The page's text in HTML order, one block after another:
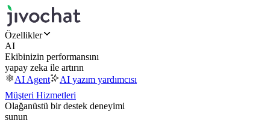
Özellikler
AI
Ekibinizin performansını
yapay zeka ile artırın
AI Agent
AI yazım yardımcısı
Müşteri Hizmetleri
Olağanüstü bir destek deneyimi
sunun